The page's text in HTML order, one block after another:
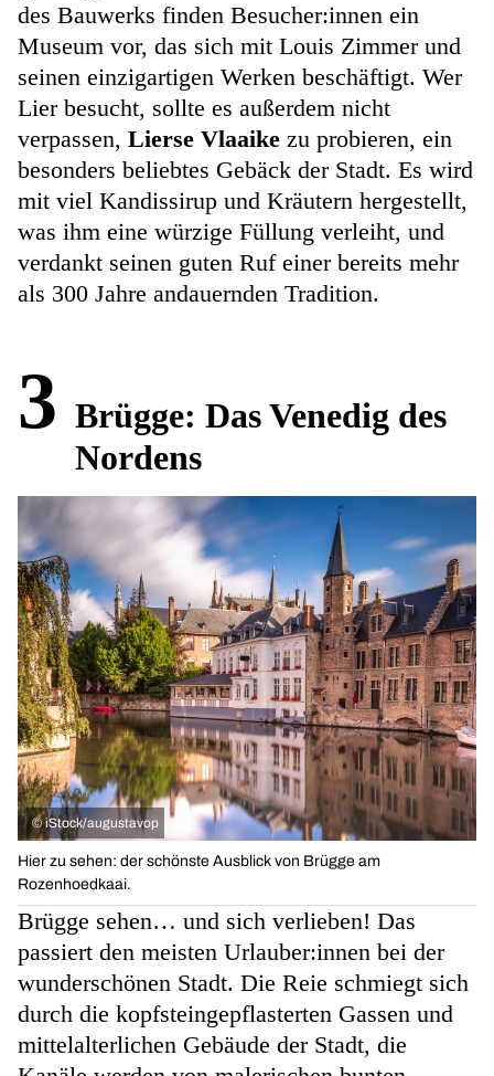
des Bauwerks finden Besucher:innen ein
Museum vor, das sich mit Louis Zimmer und
seinen einzigartigen Werken beschäftigt. Wer
Lier besucht, sollte es außerdem nicht
verpassen, Lierse Vlaaike zu probieren, ein
besonders beliebtes Gebäck der Stadt. Es wird
mit viel Kandissirup und Kräutern hergestellt,
was ihm eine würzige Füllung verleiht, und
verdankt seinen guten Ruf einer bereits mehr
als 300 Jahre andauernden Tradition.
3 Brügge: Das Venedig des
Nordens
© iStock/augustavop
Hier zu sehen: der schönste Ausblick von Brügge am
Rozenhoedkaai.
Brügge sehen… und sich verlieben! Das
passiert den meisten Urlauber:innen bei der
wunderschönen Stadt. Die Reie schmiegt sich
durch die kopfsteingepflasterten Gassen und
mittelalterlichen Gebäude der Stadt, die